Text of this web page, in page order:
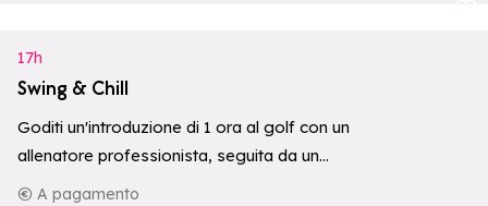
17h
Swing & Chill
Goditi un'introduzione di 1 ora al golf con un
allenatore professionista, seguita da un
aperitivo al PARADIS.
A pagamento